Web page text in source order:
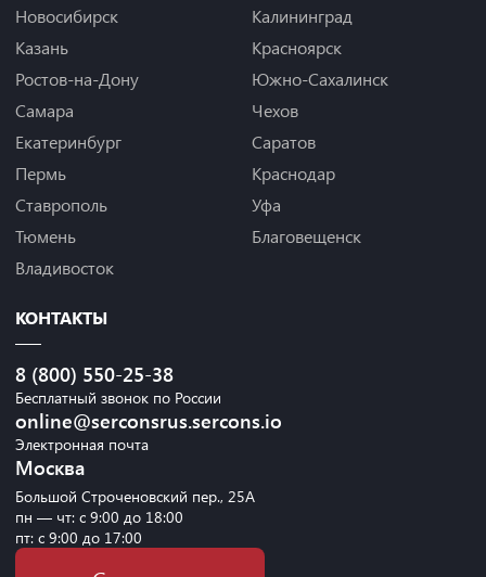
Новосибирск
Казань
Ростов-на-Дону
Самара
Екатеринбург
Пермь
Ставрополь
Тюмень
Владивосток
Калининград
Красноярск
Южно-Сахалинск
Чехов
Саратов
Краснодар
Уфа
Благовещенск
КОНТАКТЫ
8 (800) 550-25-38
Бесплатный звонок по России
online@serconsrus.sercons.io
Электронная почта
Москва
Большой Строченовский пер., 25А
пн — чт: с 9:00 до 18:00
пт: с 9:00 до 17:00